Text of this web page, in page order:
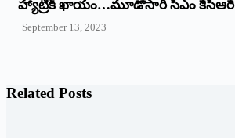
హ్యాట్రిక్‌ ‌ఖాయం…మూడోసారి సీఎం కేసీఆరే
September 13, 2023
Related Posts